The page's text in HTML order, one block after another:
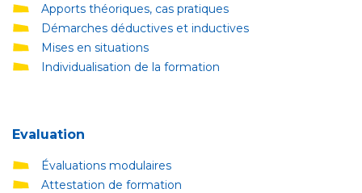
Apports théoriques, cas pratiques
Démarches déductives et inductives
Mises en situations
Individualisation de la formation
Evaluation
Évaluations modulaires
Attestation de formation